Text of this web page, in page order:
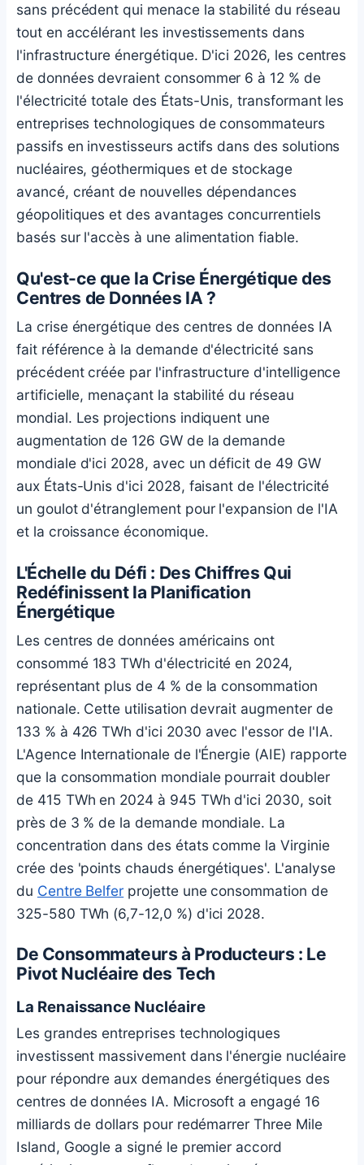
sans précédent qui menace la stabilité du réseau
tout en accélérant les investissements dans
l'infrastructure énergétique. D'ici 2026, les centres
de données devraient consommer 6 à 12 % de
l'électricité totale des États-Unis, transformant les
entreprises technologiques de consommateurs
passifs en investisseurs actifs dans des solutions
nucléaires, géothermiques et de stockage
avancé, créant de nouvelles dépendances
géopolitiques et des avantages concurrentiels
basés sur l'accès à une alimentation fiable.
Qu'est-ce que la Crise Énergétique des
Centres de Données IA ?
La crise énergétique des centres de données IA
fait référence à la demande d'électricité sans
précédent créée par l'infrastructure d'intelligence
artificielle, menaçant la stabilité du réseau
mondial. Les projections indiquent une
augmentation de 126 GW de la demande
mondiale d'ici 2028, avec un déficit de 49 GW
aux États-Unis d'ici 2028, faisant de l'électricité
un goulot d'étranglement pour l'expansion de l'IA
et la croissance économique.
L'Échelle du Défi : Des Chiffres Qui
Redéfinissent la Planification
Énergétique
Les centres de données américains ont
consommé 183 TWh d'électricité en 2024,
représentant plus de 4 % de la consommation
nationale. Cette utilisation devrait augmenter de
133 % à 426 TWh d'ici 2030 avec l'essor de l'IA.
L'Agence Internationale de l'Énergie (AIE) rapporte
que la consommation mondiale pourrait doubler
de 415 TWh en 2024 à 945 TWh d'ici 2030, soit
près de 3 % de la demande mondiale. La
concentration dans des états comme la Virginie
crée des 'points chauds énergétiques'. L'analyse
du Centre Belfer projette une consommation de
325-580 TWh (6,7-12,0 %) d'ici 2028.
De Consommateurs à Producteurs : Le
Pivot Nucléaire des Tech
La Renaissance Nucléaire
Les grandes entreprises technologiques
investissent massivement dans l'énergie nucléaire
pour répondre aux demandes énergétiques des
centres de données IA. Microsoft a engagé 16
milliards de dollars pour redémarrer Three Mile
Island, Google a signé le premier accord